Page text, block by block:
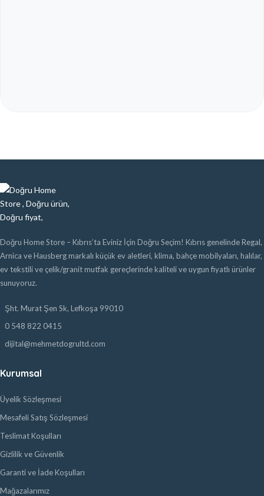
Doğru Home Store – Kıbrıs’ta Eviniz İçin Doğru Seçim! Kıbrıs genelinde Regal,
Arnica ve Hausberg markalı küçük ev aletleri, klima, bahçe mobilyaları, halılar,
ev tekstili ve çelik/granit mutfak gereçlerinde kaliteli ve uygun fiyatlı ürünler
sunuyoruz.
Şht. Murat Şen Sk, Lefkoşa 99010
0 548 822 0415
dijital@mehmetdogrultd.com
Kurumsal
Üyelik Sözleşmesi
Mesafeli Satış Sözleşmesi
Teslimat Koşulları
Gizlilik ve Güvenlik
Garanti ve İade Koşulları
Mağazalarımız